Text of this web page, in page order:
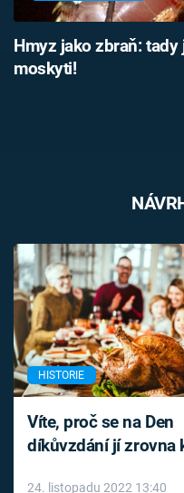
Hmyz jako zbraň:
moskyti!
HISTORIE
Víte, proč se na Den
díkůvzdání jí zrovna
24. listopadu 2022 13:40